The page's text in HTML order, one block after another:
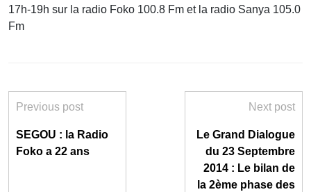
17h-19h sur la radio Foko 100.8 Fm et la radio Sanya 105.0
Fm
Previous post
SEGOU : la Radio
Foko a 22 ans
Next post
Le Grand Dialogue
du 23 Septembre
2014 : Le bilan de
la 2ème phase des